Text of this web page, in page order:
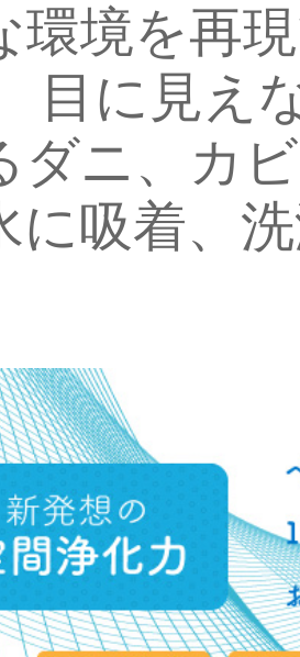
環境を再
目に見え
ダニ、カ
に吸着、